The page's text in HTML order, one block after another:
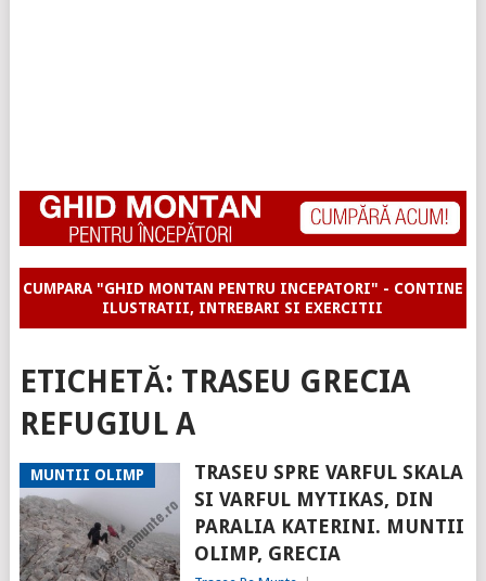
CUMPARA "GHID MONTAN PENTRU INCEPATORI" - CONTINE
ILUSTRATII, INTREBARI SI EXERCITII
ETICHETĂ: TRASEU GRECIA
REFUGIUL A
MUNTII OLIMP
TRASEU SPRE VARFUL SKALA
SI VARFUL MYTIKAS, DIN
PARALIA KATERINI. MUNTII
OLIMP, GRECIA